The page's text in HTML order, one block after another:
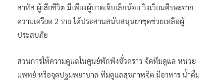
สาหัส ผู้เสียชีวิต มีเพียงผู้บาดเจ็บเล็กน้อย วิงเวียนศีรษะจาก
ความเครียด 2 ราย ได้ประสานสนับสนุนยาชุดช่วยเหลือผู้
ประสบภัย
ส่วนการให้ความดูแลในศูนย์พักพิงชั่วคราว จัดทีมดูแล หน่วย
แพทย์ หรือจุดปฐมพยาบาล ทีมดูแลสุขภาพจิต มีอาหาร น้ำดื่ม